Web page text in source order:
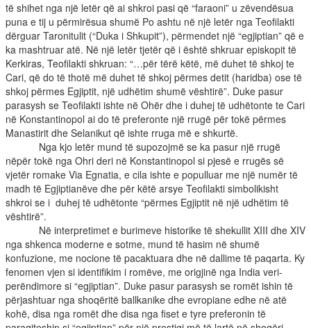
të shihet nga një letër që ai shkroi pasi që “faraoni” u zëvendësua
puna e tij u përmirësua shumë Po ashtu në një letër nga Teofilakti
dërguar Taronitulit (“Duka i Shkupit”), përmendet një “egjiptian” që e
ka mashtruar atë. Në një letër tjetër që i është shkruar episkopit të
Kerkiras, Teofilakti shkruan: “…për tërë këtë, më duhet të shkoj te
Cari, që do të thotë më duhet të shkoj përmes detit (haridba) ose të
shkoj përmes Egjiptit, një udhëtim shumë vështirë”. Duke pasur
parasysh se Teofilakti ishte në Ohër dhe i duhej të udhëtonte te Cari
në Konstantinopol ai do të preferonte një rrugë për tokë përmes
Manastirit dhe Selanikut që ishte rruga më e shkurtë.
Nga kjo letër mund të supozojmë se ka pasur një rrugë
nëpër tokë nga Ohri deri në Konstantinopol si pjesë e rrugës së
vjetër romake Via Egnatia, e cila ishte e populluar me një numër të
madh të Egjiptianëve dhe për këtë arsye Teofilakti simbolikisht
shkroi se i duhej të udhëtonte “përmes Egjiptit në një udhëtim të
vështirë”.
Në interpretimet e burimeve historike të shekullit XIII dhe XIV
nga shkenca moderne e sotme, mund të hasim në shumë
konfuzione, me nocione të pacaktuara dhe në dallime të paqarta. Ky
fenomen vjen si identifikim i romëve, me origjinë nga India veri-
perëndimore si “egjiptian”. Duke pasur parasysh se romët ishin të
përjashtuar nga shoqëritë ballkanike dhe evropiane edhe në atë
kohë, disa nga romët dhe disa nga fiset e tyre preferonin të